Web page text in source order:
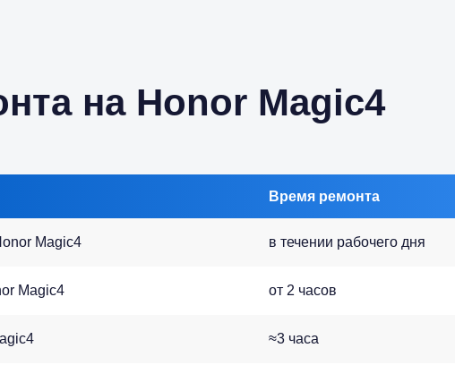
на Honor Magic4
Время ремонта
Magic4 в течении рабочего дня
Magic4 от 2 часов
≈3 часа